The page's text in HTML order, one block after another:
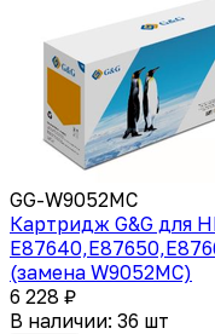
GG-W9052MC
Картридж G&G для
(замена W9052MC)
6 228 ₽
В наличии: 36 шт